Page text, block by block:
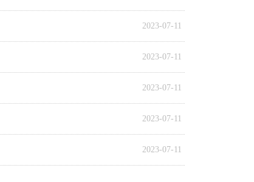
2023-07-11
2023-07-11
2023-07-11
2023-07-11
2023-07-11